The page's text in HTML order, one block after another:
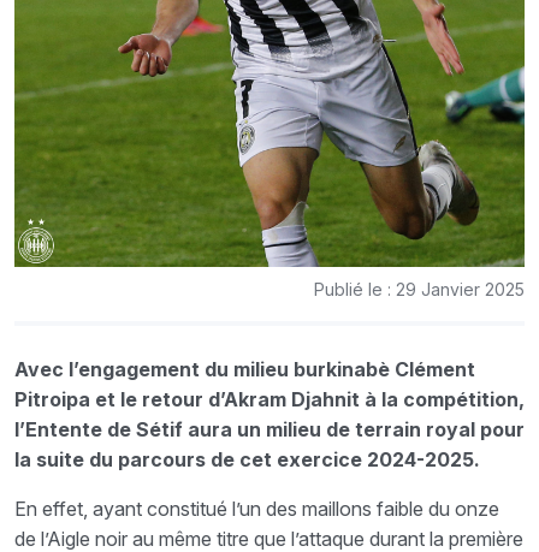
Publié le : 29 Janvier 2025
Avec l’engagement du milieu burkinabè Clément
Pitroipa et le retour d’Akram Djahnit à la compétition,
l’Entente de Sétif aura un milieu de terrain royal pour
la suite du parcours de cet exercice 2024-2025.
En effet, ayant constitué l’un des maillons faible du onze
de l’Aigle noir au même titre que l’attaque durant la première